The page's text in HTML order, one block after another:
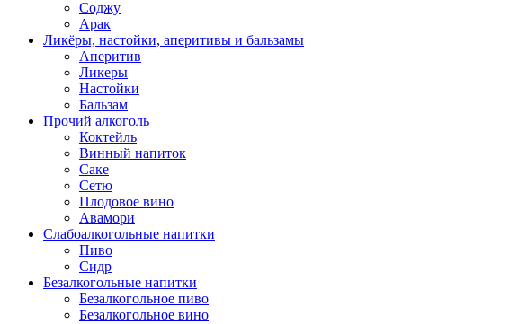
Соджу
Арак
Ликёры, настойки, аперитивы и бальзамы
Аперитив
Ликеры
Настойки
Бальзам
Прочий алкоголь
Коктейль
Винный напиток
Саке
Сетю
Плодовое вино
Авамори
Слабоалкогольные напитки
Пиво
Сидр
Безалкогольные напитки
Безалкогольное пиво
Безалкогольное вино